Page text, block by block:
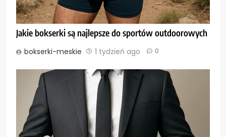
Jakie bokserki są najlepsze do sportów outdoorowych
bokserki-meskie 1 tydzień ago 0